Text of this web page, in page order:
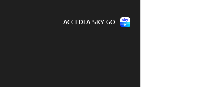
ACCEDI A SKY GO